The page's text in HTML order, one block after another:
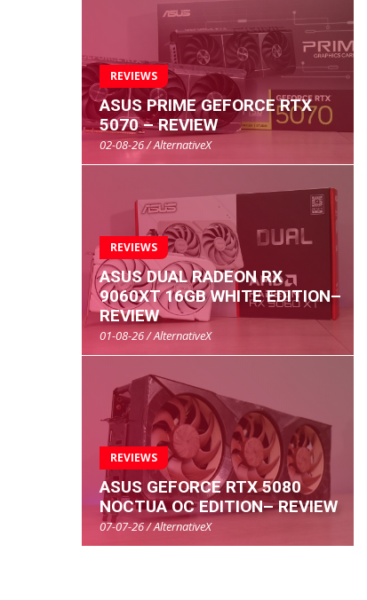
REVIEWS
ASUS PRIME GEFORCE RTX
5070 – REVIEW
02-08-26 / AlternativeX
REVIEWS
ASUS DUAL RADEON RX
9060XT 16GB WHITE EDITION–
REVIEW
01-08-26 / AlternativeX
REVIEWS
ASUS GEFORCE RTX 5080
NOCTUA OC EDITION– REVIEW
07-07-26 / AlternativeX